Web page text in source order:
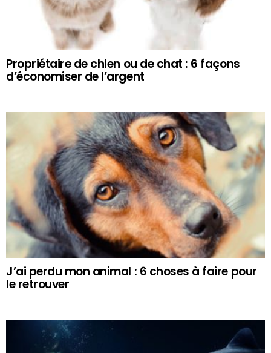
Propriétaire de chien ou de chat : 6 façons
d’économiser de l’argent
J’ai perdu mon animal : 6 choses à faire pour
le retrouver